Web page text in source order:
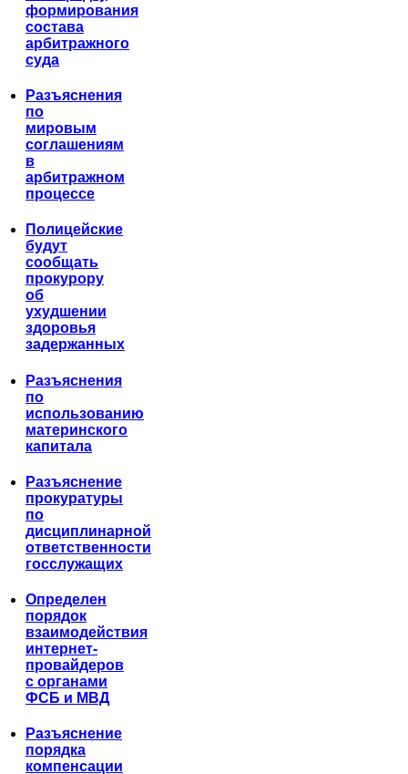
формирования
состава
арбитражного
суда
Разъяснения
по
мировым
соглашениям
в
арбитражном
процессе
Полицейские
будут
сообщать
прокурору
об
ухудшении
здоровья
задержанных
Разъяснения
по
использованию
материнского
капитала
Разъяснение
прокуратуры
по
дисциплинарной
ответственности
госслужащих
Определен
порядок
взаимодействия
интернет-
провайдеров
с органами
ФСБ и МВД
Разъяснение
порядка
компенсации